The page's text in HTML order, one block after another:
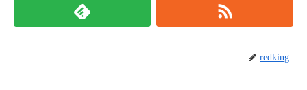
redking